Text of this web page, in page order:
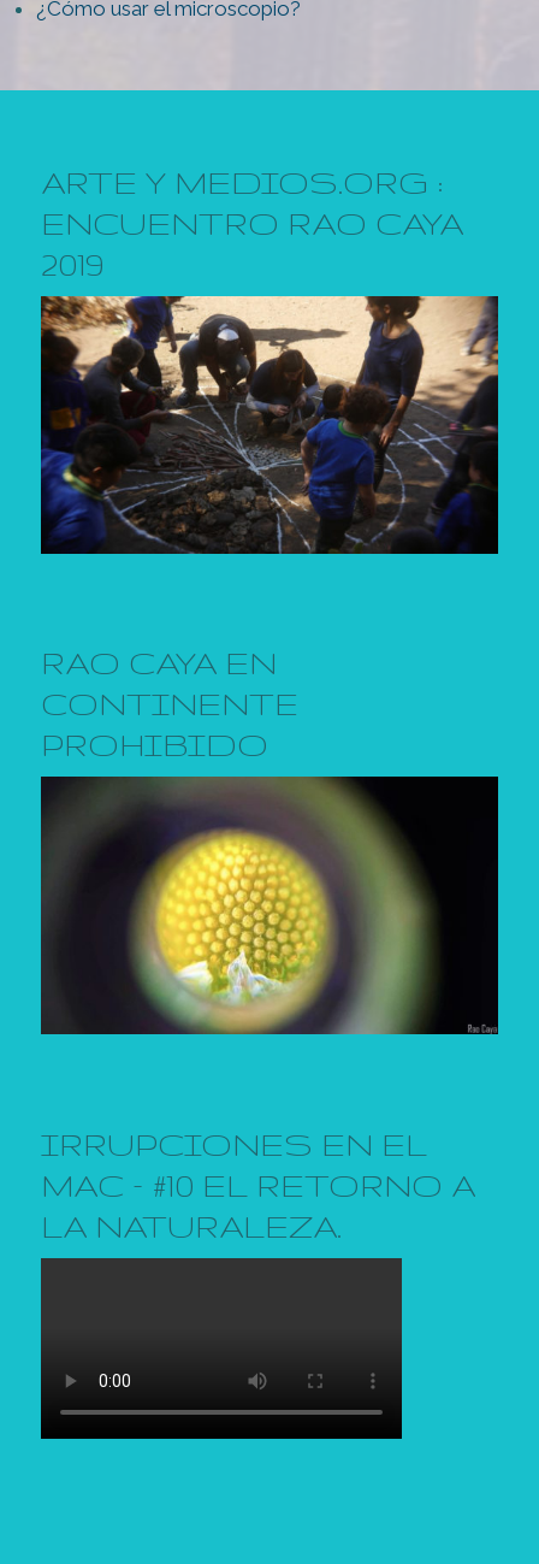
¿Cómo usar el microscopio?
ARTE Y MEDIOS.ORG :
ENCUENTRO RAO CAYA
2019
RAO CAYA EN
CONTINENTE
PROHIBIDO
IRRUPCIONES EN EL
MAC – #10 EL RETORNO A
LA NATURALEZA.